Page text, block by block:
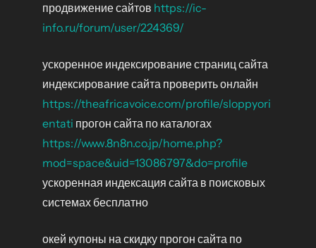
продвижение сайтов https://ic-
info.ru/forum/user/224369/
ускоренное индексирование страниц сайта
индексирование сайта проверить онлайн
https://theafricavoice.com/profile/sloppyori
entati прогон сайта по каталогах
https://www.8n8n.co.jp/home.php?
mod=space&uid=13086797&do=profile
ускоренная индексация сайта в поисковых
системах бесплатно
окей купоны на скидку прогон сайта по